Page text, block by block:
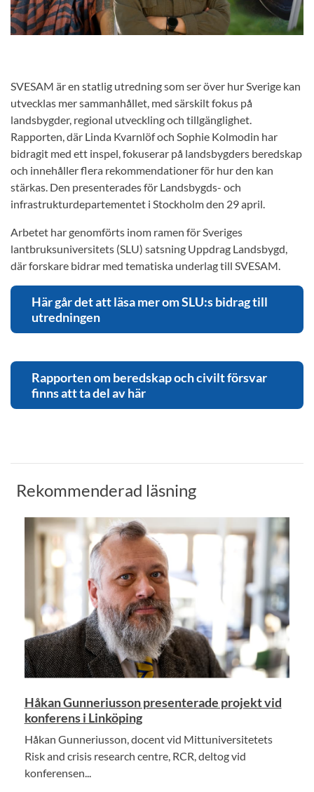
SVESAM är en statlig utredning som ser över hur Sverige kan
utvecklas mer sammanhållet, med särskilt fokus på
landsbygder, regional utveckling och tillgänglighet.
Rapporten, där Linda Kvarnlöf och Sophie Kolmodin har
bidragit med ett inspel, fokuserar på landsbygders beredskap
och innehåller flera rekommendationer för hur den kan
stärkas. Den presenterades för Landsbygds- och
infrastrukturdepartementet i Stockholm den 29 april.
Arbetet har genomförts inom ramen för Sveriges
lantbruksuniversitets (SLU) satsning Uppdrag Landsbygd,
där forskare bidrar med tematiska underlag till SVESAM.
Här går det att läsa mer om SLU:s bidrag till
utredningen
Rapporten om beredskap och civilt försvar
finns att ta del av här
Rekommenderad läsning
Håkan Gunneriusson presenterade projekt vid
konferens i Linköping
Håkan Gunneriusson, docent vid Mittuniversitetets
Risk and crisis research centre, RCR, deltog vid
konferensen...